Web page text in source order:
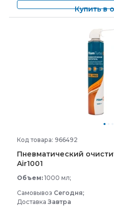
Купить в
Код товара: 966492
Пневматический
Air1001
Объем: 1000 мл;
Самовывоз Сегодня;
Доставка Завтра